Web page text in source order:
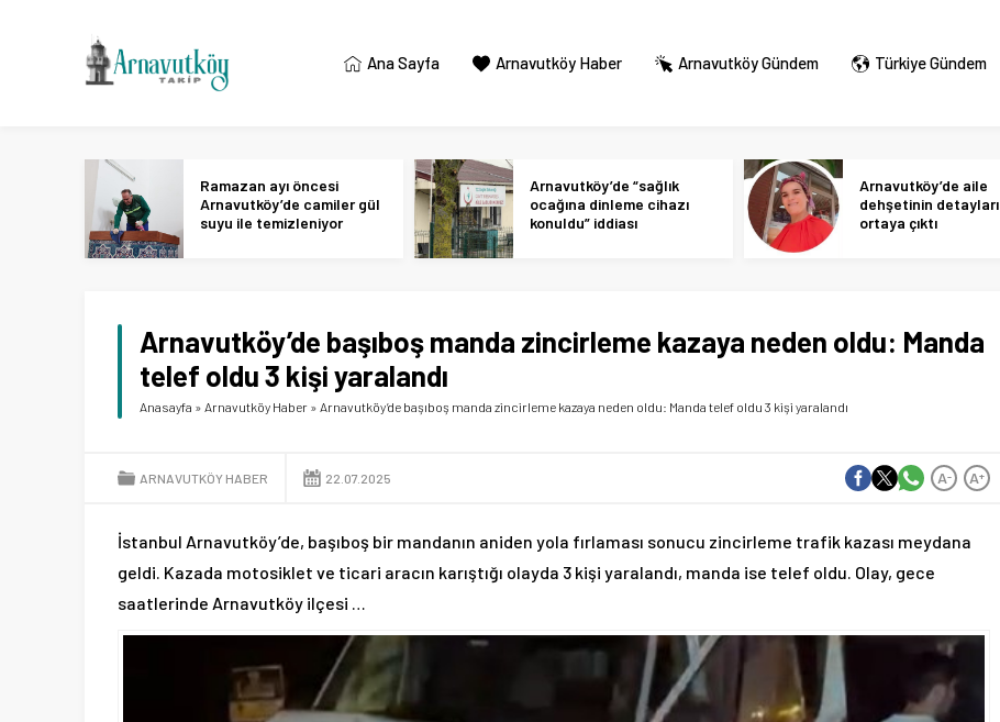
Ana Sayfa Arnavutköy Haber Arnavutköy Gündem Türkiye Gündem
Ramazan ayı öncesi
Arnavutköy’de camiler gül
suyu ile temizleniyor
Arnavutköy’de “sağlık
ocağına dinleme cihazı
konuldu” iddiası
Arnavutköy’de aile
dehşetinin detayları
ortaya çıktı
Arnavutköy’de başıboş manda zincirleme kazaya neden oldu: Manda
telef oldu 3 kişi yaralandı
Anasayfa » Arnavutköy Haber » Arnavutköy’de başıboş manda zincirleme kazaya neden oldu: Manda telef oldu 3 kişi yaralandı
ARNAVUTKÖY HABER 22.07.2025 A+
A-
İstanbul Arnavutköy’de, başıboş bir mandanın aniden yola fırlaması sonucu zincirleme trafik kazası meydana
geldi. Kazada motosiklet ve ticari aracın karıştığı olayda 3 kişi yaralandı, manda ise telef oldu. Olay, gece
saatlerinde Arnavutköy ilçesi …